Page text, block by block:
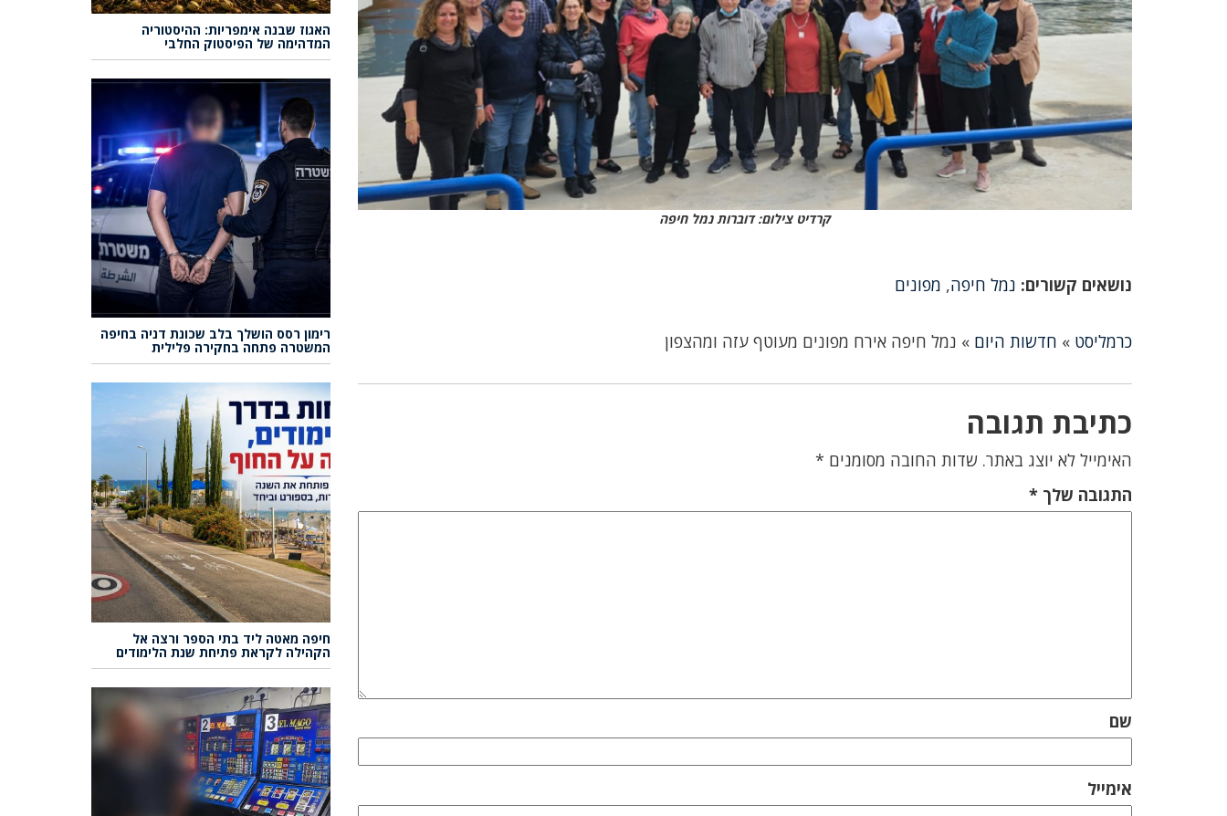
קרדיט צילום: דוברות נמל חיפה
נושאים קשורים: נמל חיפה, מפונים
כרמליסט » חדשות היום » נמל חיפה אירח מפונים מעוטף עזה ומהצפון
כתיבת תגובה
האימייל לא יוצג באתר. שדות החובה מסומנים *
התגובה שלך*
שם
אימייל
האגוז שבנה אימפריות: ההיסטוריה
המדהימה של הפיסטוק החלבי
רימון רסס הושלך בלב שכונת דניה בחיפה
המשטרה פתחה בחקירה פלילית
חיפה מאטה ליד בתי הספר ורצה אל
הקהילה לקראת פתיחת שנת הלימודים